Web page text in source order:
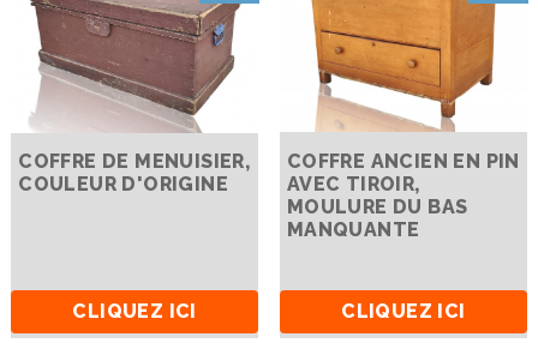
COFFRE DE MENUISIER,
COULEUR D'ORIGINE
CLIQUEZ ICI
COFFRE ANCIEN EN PIN
AVEC TIROIR,
MOULURE DU BAS
MANQUANTE
CLIQUEZ ICI